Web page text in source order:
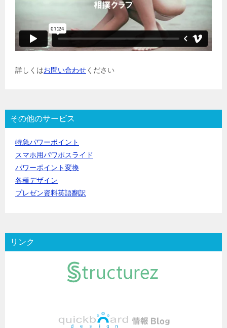
詳しくはお問い合わせください
その他のサービス
特急パワーポイント
スマホ用パワポスライド
パワーポイント変換
各種デザイン
プレゼン資料英語翻訳
リンク